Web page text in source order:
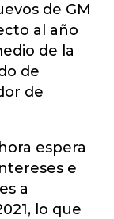
de GM
al año
de la
de
de
espera
e
a
lo que